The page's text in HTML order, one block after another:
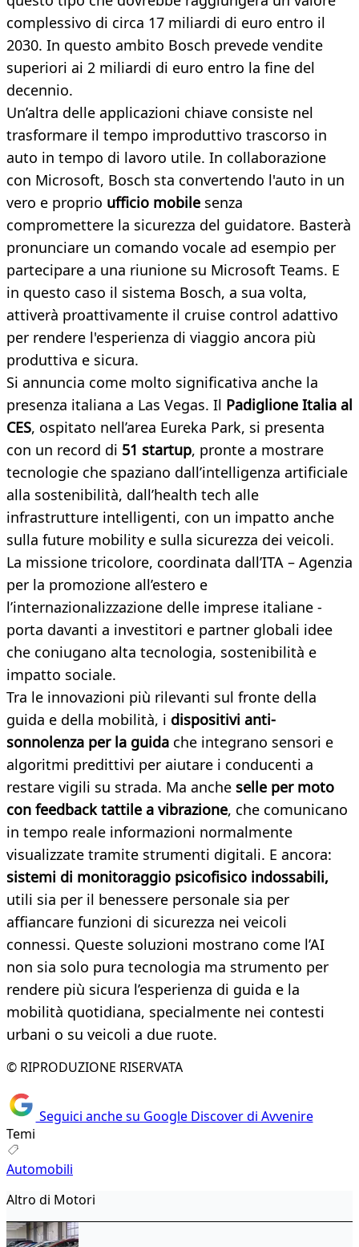
complessivo di circa 17 miliardi di euro entro il
2030. In questo ambito Bosch prevede vendite
superiori ai 2 miliardi di euro entro la fine del
decennio.
Un’altra delle applicazioni chiave consiste nel
trasformare il tempo improduttivo trascorso in
auto in tempo di lavoro utile. In collaborazione
con Microsoft, Bosch sta convertendo l'auto in un
vero e proprio ufficio mobile senza
compromettere la sicurezza del guidatore. Basterà
pronunciare un comando vocale ad esempio per
partecipare a una riunione su Microsoft Teams. E
in questo caso il sistema Bosch, a sua volta,
attiverà proattivamente il cruise control adattivo
per rendere l'esperienza di viaggio ancora più
produttiva e sicura.
Si annuncia come molto significativa anche la
presenza italiana a Las Vegas. Il Padiglione Italia al
CES, ospitato nell’area Eureka Park, si presenta
con un record di 51 startup, pronte a mostrare
tecnologie che spaziano dall’intelligenza artificiale
alla sostenibilità, dall’health tech alle
infrastrutture intelligenti, con un impatto anche
sulla future mobility e sulla sicurezza dei veicoli.
La missione tricolore, coordinata dall’ITA – Agenzia
per la promozione all’estero e
l’internazionalizzazione delle imprese italiane -
porta davanti a investitori e partner globali idee
che coniugano alta tecnologia, sostenibilità e
impatto sociale.
Tra le innovazioni più rilevanti sul fronte della
guida e della mobilità, i dispositivi anti-
sonnolenza per la guida che integrano sensori e
algoritmi predittivi per aiutare i conducenti a
restare vigili su strada. Ma anche selle per moto
con feedback tattile a vibrazione, che comunicano
in tempo reale informazioni normalmente
visualizzate tramite strumenti digitali. E ancora:
sistemi di monitoraggio psicofisico indossabili,
utili sia per il benessere personale sia per
affiancare funzioni di sicurezza nei veicoli
connessi. Queste soluzioni mostrano come l’AI
non sia solo pura tecnologia ma strumento per
rendere più sicura l’esperienza di guida e la
mobilità quotidiana, specialmente nei contesti
urbani o su veicoli a due ruote.
© RIPRODUZIONE RISERVATA
Seguici anche su Google Discover di Avvenire
Temi
Automobili
Altro di Motori